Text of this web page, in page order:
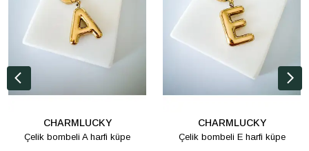
CHARMLUCKY
Çelik bombeli A harfi küpe
CHARMLUCKY
Çelik bombeli E harfi küpe